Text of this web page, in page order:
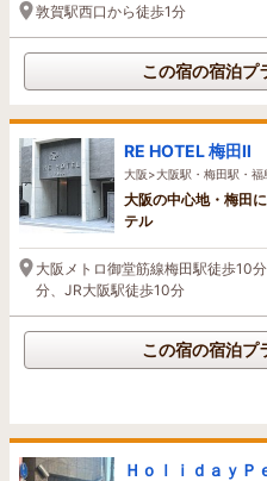
敦賀駅西口から徒歩1分
この宿の宿泊プ
RE HOTEL 梅田Ⅱ
大阪>大阪駅・梅田駅・福
大阪の中心地・梅田
テル
大阪メトロ御堂筋線梅田駅徒歩10
分、JR大阪駅徒歩10分
この宿の宿泊プ
ＨｏｌｉｄａｙＰ